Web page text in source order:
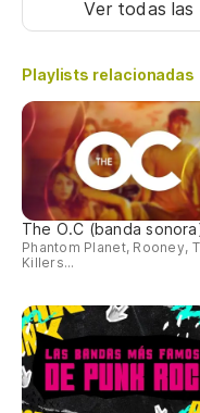
Ver todas las
Playlists relacionadas
The O.C (banda
Phantom Planet, Rooney,
Killers...